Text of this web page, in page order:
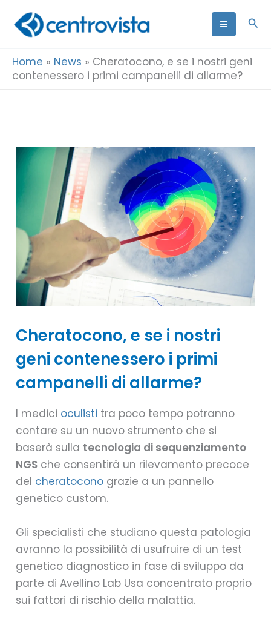
contenuto
Home » News » Cheratocono, e se i nostri geni
contenessero i primi campanelli di allarme?
Cheratocono, e se i nostri
geni contenessero i primi
campanelli di allarme?
I medici oculisti tra poco tempo potranno
contare su un nuovo strumento che si
baserà sulla tecnologia di sequenziamento
NGS che consentirà un rilevamento precoce
del cheratocono grazie a un pannello
genetico custom.
Gli specialisti che studiano questa patologia
avranno la possibilità di usufruire di un test
genetico diagnostico in fase di sviluppo da
parte di Avellino Lab Usa concentrato proprio
sui fattori di rischio della malattia.